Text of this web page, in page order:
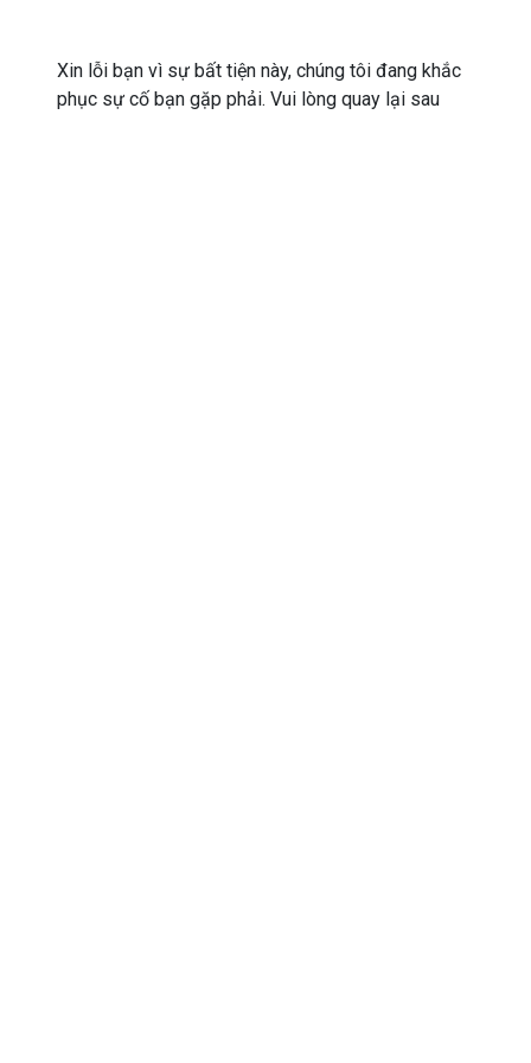
Xin lỗi bạn vì sự bất tiện này, chúng tôi đang khắc
phục sự cố bạn gặp phải. Vui lòng quay lại sau